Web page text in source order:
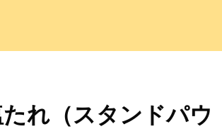
れ（スタンドパウ